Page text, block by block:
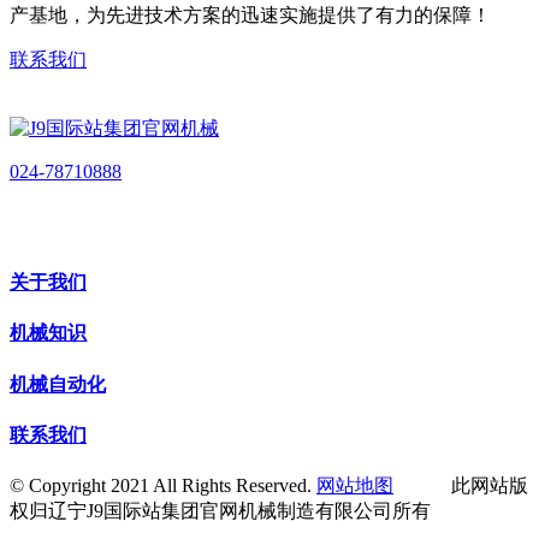
产基地，为先进技术方案的迅速实施提供了有力的保障！
联系我们
024-78710888
关于我们
机械知识
机械自动化
联系我们
© Copyright 2021 All Rights Reserved. 网站地图
此网站版
权归辽宁J9国际站集团官网机械制造有限公司所有